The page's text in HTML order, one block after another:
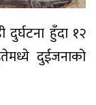
हुँदा १२
दुईजनाको